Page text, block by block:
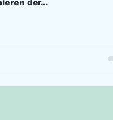
der...